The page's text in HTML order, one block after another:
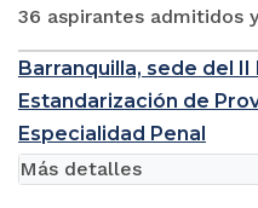
36 aspirantes admitidos
Barranquilla, sede del
Estandarización de
Especialidad Penal
Más detalles